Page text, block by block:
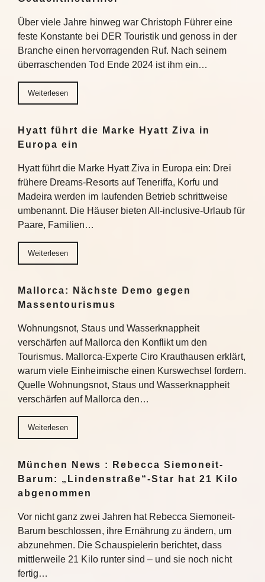
Über viele Jahre hinweg war Christoph Führer eine
feste Konstante bei DER Touristik und genoss in der
Branche einen hervorragenden Ruf. Nach seinem
überraschenden Tod Ende 2024 ist ihm ein…
Weiterlesen
Hyatt führt die Marke Hyatt Ziva in
Europa ein
Hyatt führt die Marke Hyatt Ziva in Europa ein: Drei
frühere Dreams-Resorts auf Teneriffa, Korfu und
Madeira werden im laufenden Betrieb schrittweise
umbenannt. Die Häuser bieten All-inclusive-Urlaub für
Paare, Familien…
Weiterlesen
Mallorca: Nächste Demo gegen
Massentourismus
Wohnungsnot, Staus und Wasserknappheit
verschärfen auf Mallorca den Konflikt um den
Tourismus. Mallorca-Experte Ciro Krauthausen erklärt,
warum viele Einheimische einen Kurswechsel fordern.
Quelle Wohnungsnot, Staus und Wasserknappheit
verschärfen auf Mallorca den…
Weiterlesen
München News : Rebecca Siemoneit-
Barum: „Lindenstraße“-Star hat 21 Kilo
abgenommen
Vor nicht ganz zwei Jahren hat Rebecca Siemoneit-
Barum beschlossen, ihre Ernährung zu ändern, um
abzunehmen. Die Schauspielerin berichtet, dass
mittlerweile 21 Kilo runter sind – und sie noch nicht
fertig…